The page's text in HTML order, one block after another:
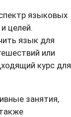
языковых
целей.
язык для
или
курс для
занятия,